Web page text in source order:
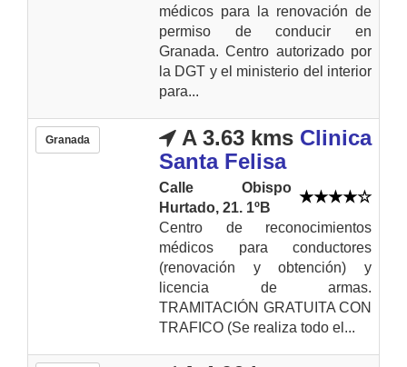
médicos para la renovación de
permiso de conducir en
Granada. Centro autorizado por
la DGT y el ministerio del interior
para...
Granada A 3.63 kms Clinica
Santa Felisa
Calle Obispo
Hurtado, 21. 1ºB
Centro de reconocimientos
médicos para conductores
(renovación y obtención) y
licencia de armas.
TRAMITACIÓN GRATUITA CON
TRAFICO (Se realiza todo el...